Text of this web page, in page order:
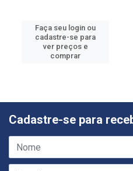
Faça seu login ou
cadastre-se para
ver preços e
comprar
Cadastre-se para